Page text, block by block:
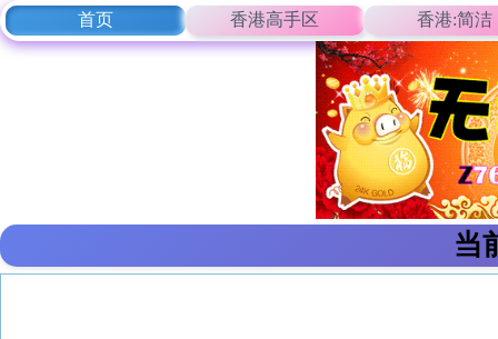
首页 香港高手区 香港:简洁
当